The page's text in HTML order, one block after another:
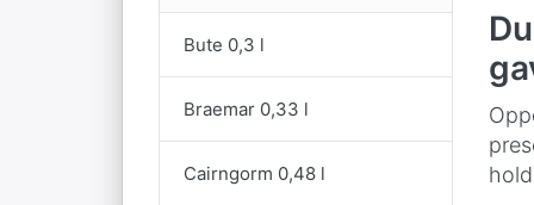
Bute 0,3 l
Braemar 0,33 l
Cairngorm 0,48 l